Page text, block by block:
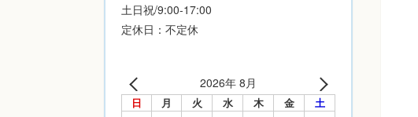
土日祝/9:00-17:00
定休日：不定休
2026年 8月
日 月 火 水 木 金 土